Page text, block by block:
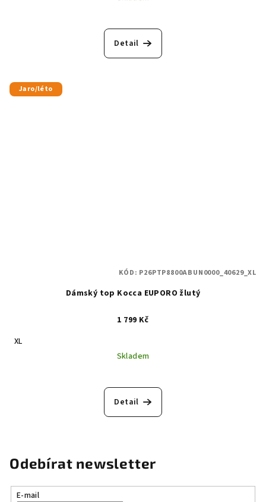
Detail
Jaro/léto
Dámský top Kocca EUPORO žlutý
1 799 Kč
XL
Skladem
Detail
KÓD: P26PTP8800ABUN0000_40629_XL
Odebírat newsletter
E-mail